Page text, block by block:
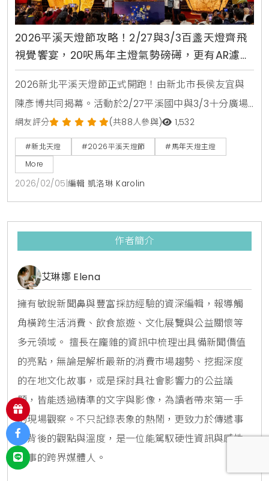
2026平溪天燈節攻略！2/27與3/3百盞天燈齊飛
視覺饗宴，20呎馬年主燈氣勢磅礡，更有AR濾鏡
與在地深度小旅行等你體驗
2026新北平溪天燈節正式開跑！由新北市長侯友宜與
陳彥博共同揭幕。活動於2/27平溪國中與3/3十分廣場
舉行，主打20呎馬年造型天燈與龍馬神獸主燈。現場除
了百盞天燈齊飛，更有光雕秀、AR數位互動及在地深度
小旅行，並提供免費天燈施放券預約。
網友評分 (共88人參與) 1,532
#新北天燈 #2026平溪天燈節
#馬年天燈主燈
More
2026/02/05 編輯 凱洛琳 Karolin
作者簡介
艾琳娜 Elena
擁有敏銳新聞鼻與豐富採訪經驗的資深編輯，報導觸
角橫跨生活消費、飲食旅遊、文化展覽與公益關懷等
多元領域。 擅長在龐雜的資訊中梳理出具備新聞價值
的亮點，無論是解析最新的消費市場趨勢、挖掘深度
的在地文化故事，或是探討具社會影響力的公益議
題，皆能透過精準的文字與影像，為讀者帶來第一手
的現場觀察。不只記錄表象的熱鬧，更致力於傳遞事
件背後的觀點與溫度，是一位能駕馭硬性資訊與感性
敘事的跨界媒體人。